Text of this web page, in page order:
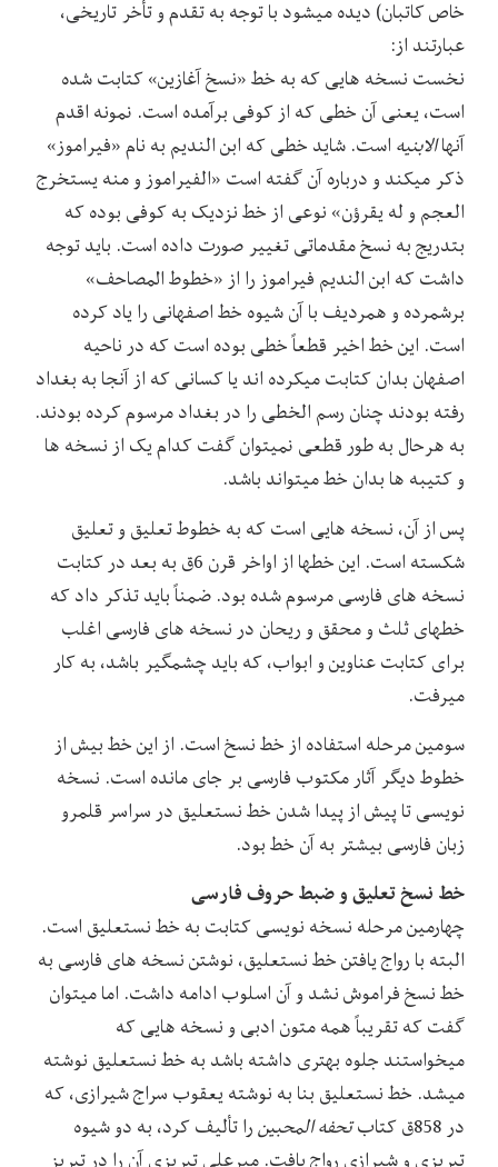
خاص کاتبان) دیده میشود با توجه به تقدم و تأخر تاریخی،
عبارتند از:
نخست نسخه هایی که به خط «نسخ آغازین» کتابت شده
است، یعنی آن خطی که از کوفی برآمده است. نمونه اقدم
آنهاالابنیه است. شاید خطی که ابن الندیم به نام «فیراموز»
ذکر میکند و درباره آن گفته است «الفیراموز و منه یستخرج
العجم و له یقرؤن» نوعی از خط نزدیک به کوفی بوده که
بتدریج به نسخ مقدماتی تغییر صورت داده است. باید توجه
داشت که ابن الندیم فیراموز را از «خطوط المصاحف»
برشمرده و همردیف با آن شیوه خط اصفهانی را یاد کرده
است. این خط اخیر قطعاً خطی بوده است که در ناحیه
اصفهان بدان کتابت میکرده اند یا کسانی که از آنجا به بغداد
رفته بودند چنان رسم الخطی را در بغداد مرسوم کرده بودند.
به هرحال به طور قطعی نمیتوان گفت کدام یک از نسخه ها
و کتیبه ها بدان خط میتواند باشد.
پس از آن، نسخه هایی است که به خطوط تعلیق و تعلیق
شکسته است. این خطها از اواخر قرن 6ق به بعد در کتابت
نسخه های فارسی مرسوم شده بود. ضمناً باید تذکر داد که
خطهای ثلث و محقق و ریحان در نسخه های فارسی اغلب
برای کتابت عناوین و ابواب، که باید چشمگیر باشد، به کار
میرفت.
سومین مرحله استفاده از خط نسخ است. از این خط بیش از
خطوط دیگر آثار مکتوب فارسی بر جای مانده است. نسخه
نویسی تا پیش از پیدا شدن خط نستعلیق در سراسر قلمرو
زبان فارسی بیشتر به آن خط بود.
خط نسخ تعلیق و ضبط حروف فارسی
چهارمین مرحله نسخه نویسی کتابت به خط نستعلیق است.
البته با رواج یافتن خط نستعلیق، نوشتن نسخه های فارسی به
خط نسخ فراموش نشد و آن اسلوب ادامه داشت. اما میتوان
گفت که تقریباً همه متون ادبی و نسخه هایی که
میخواستند جلوه بهتری داشته باشد به خط نستعلیق نوشته
میشد. خط نستعلیق بنا به نوشته یعقوب سراج شیرازی، که
در 858ق کتاب
تحفه المحبینرا تألیف کرد، به دو شیوه
تبریزی و شیرازی رواج یافت. میرعلی تبریزی آن را در تبریز